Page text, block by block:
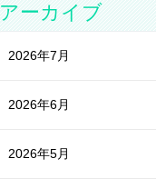
アーカイブ
2026年7月
2026年6月
2026年5月